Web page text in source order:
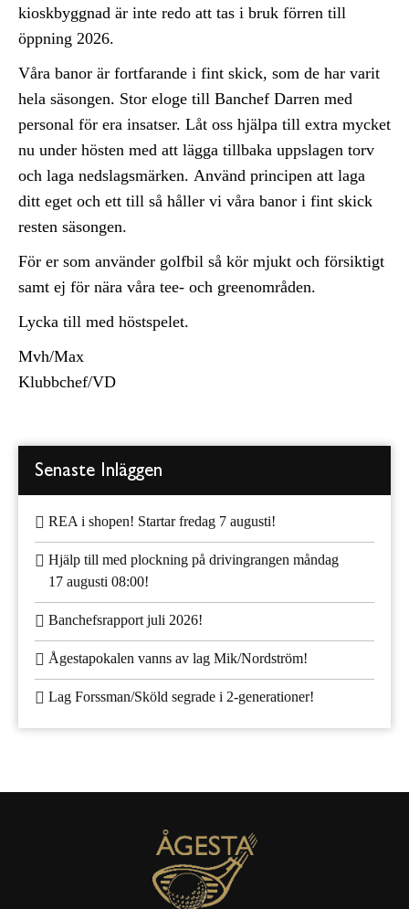
kioskbyggnad är inte redo att tas i bruk förren till
öppning 2026.
Våra banor är fortfarande i fint skick, som de har varit
hela säsongen. Stor eloge till Banchef Darren med
personal för era insatser. Låt oss hjälpa till extra mycket
nu under hösten med att lägga tillbaka uppslagen torv
och laga nedslagsmärken. Använd principen att laga
ditt eget och ett till så håller vi våra banor i fint skick
resten säsongen.
För er som använder golfbil så kör mjukt och försiktigt
samt ej för nära våra tee- och greenområden.
Lycka till med höstspelet.
Mvh/Max
Klubbchef/VD
Senaste Inläggen
REA i shopen! Startar fredag 7 augusti!
‍Hjälp till med plockning på drivingrangen måndag
17 augusti 08:00!
Banchefsrapport juli 2026!
Ågestapokalen vanns av lag Mik/Nordström!
Lag Forssman/Sköld segrade i 2-generationer!